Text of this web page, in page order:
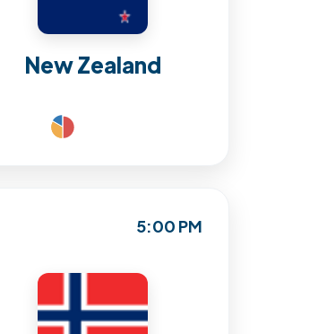
New Zealand
5:00 PM